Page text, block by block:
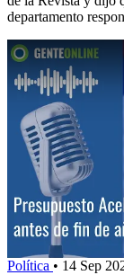
departamento
Política • 14 Sep